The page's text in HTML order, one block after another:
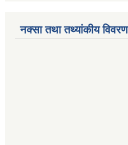
नक्सा तथा तथ्यांकीय विवरण